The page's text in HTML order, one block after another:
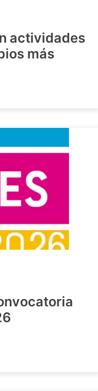
actividades
más